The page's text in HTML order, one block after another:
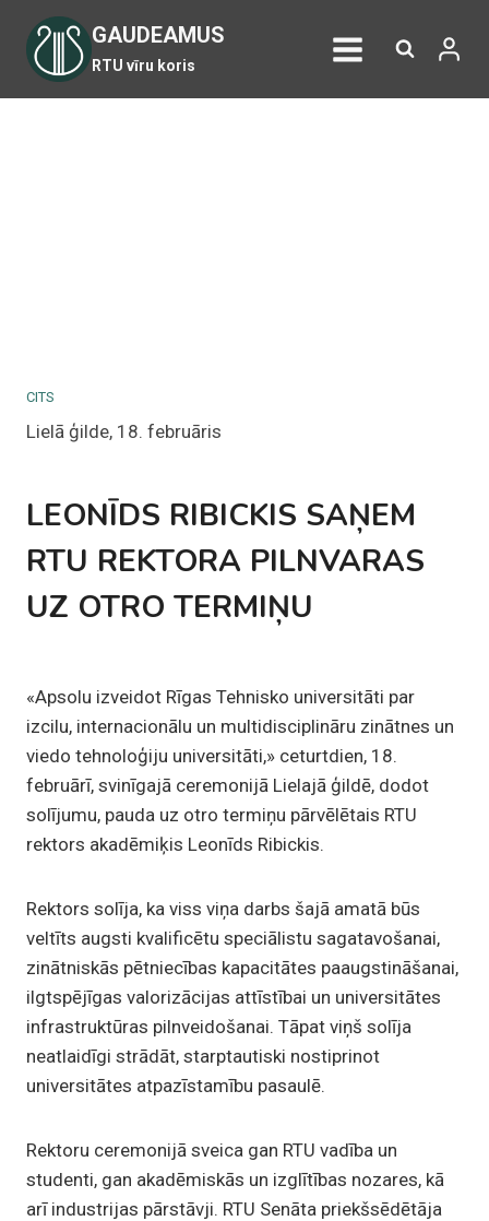
content
GAUDEAMUS
RTU vīru koris
CITS
Lielā ģilde, 18. februāris
LEONĪDS RIBICKIS SAŅEM
RTU REKTORA PILNVARAS
UZ OTRO TERMIŅU
«Apsolu izveidot Rīgas Tehnisko universitāti par
izcilu, internacionālu un multidisciplināru zinātnes un
viedo tehnoloģiju universitāti,» ceturtdien, 18.
februārī, svinīgajā ceremonijā Lielajā ģildē, dodot
solījumu, pauda uz otro termiņu pārvēlētais RTU
rektors akadēmiķis Leonīds Ribickis.
Rektors solīja, ka viss viņa darbs šajā amatā būs
veltīts augsti kvalificētu speciālistu sagatavošanai,
zinātniskās pētniecības kapacitātes paaugstināšanai,
ilgtspējīgas valorizācijas attīstībai un universitātes
infrastruktūras pilnveidošanai. Tāpat viņš solīja
neatlaidīgi strādāt, starptautiski nostiprinot
universitātes atpazīstamību pasaulē.
Rektoru ceremonijā sveica gan RTU vadība un
studenti, gan akadēmiskās un izglītības nozares, kā
arī industrijas pārstāvji. RTU Senāta priekšsēdētāja